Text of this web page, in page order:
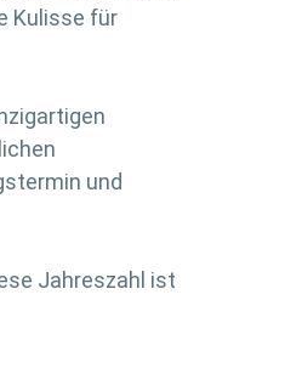
Kulisse für
und
Jahreszahl ist